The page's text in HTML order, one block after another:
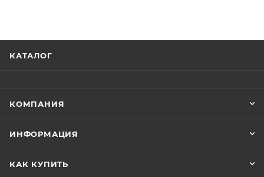
КАТАЛОГ
КОМПАНИЯ
ИНФОРМАЦИЯ
КАК КУПИТЬ